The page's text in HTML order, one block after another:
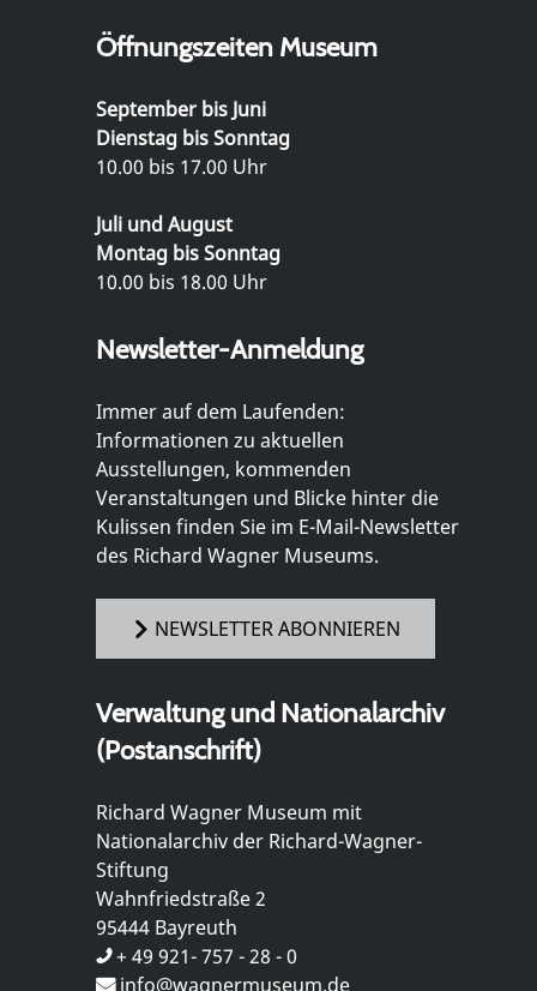
Öffnungszeiten Museum
September bis Juni
Dienstag bis Sonntag
10.00 bis 17.00 Uhr
Juli und August
Montag bis Sonntag
10.00 bis 18.00 Uhr
Newsletter-Anmeldung
Immer auf dem Laufenden:
Informationen zu aktuellen
Ausstellungen, kommenden
Veranstaltungen und Blicke hinter die
Kulissen finden Sie im E-Mail-Newsletter
des Richard Wagner Museums.
NEWSLETTER ABONNIEREN
Verwaltung und Nationalarchiv
(Postanschrift)
Richard Wagner Museum mit
Nationalarchiv der Richard-Wagner-
Stiftung
Wahnfriedstraße 2
95444 Bayreuth
+ 49 921- 757 - 28 - 0
info@wagnermuseum.de